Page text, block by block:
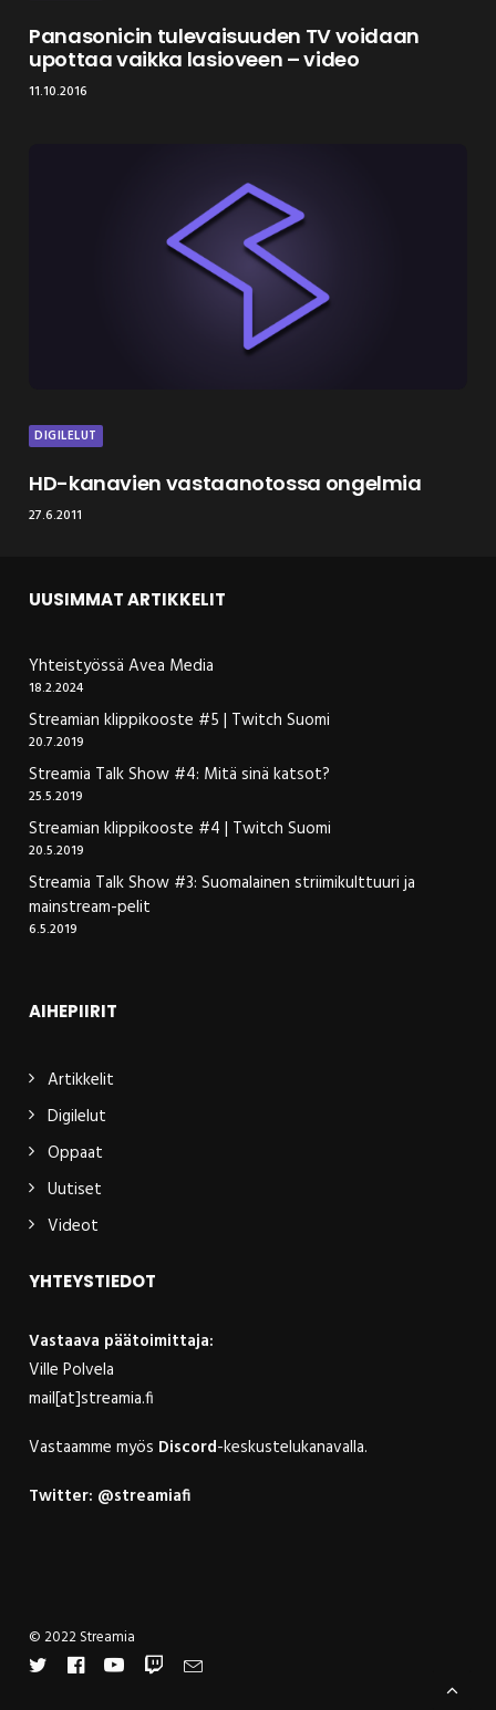
Panasonicin tulevaisuuden TV voidaan
upottaa vaikka lasioveen – video
11.10.2016
DIGILELUT
HD-kanavien vastaanotossa ongelmia
27.6.2011
UUSIMMAT ARTIKKELIT
Yhteistyössä Avea Media
18.2.2024
Streamian klippikooste #5 | Twitch Suomi
20.7.2019
Streamia Talk Show #4: Mitä sinä katsot?
25.5.2019
Streamian klippikooste #4 | Twitch Suomi
20.5.2019
Streamia Talk Show #3: Suomalainen striimikulttuuri ja
mainstream-pelit
6.5.2019
AIHEPIIRIT
Artikkelit
Digilelut
Oppaat
Uutiset
Videot
YHTEYSTIEDOT
Vastaava päätoimittaja:
Ville Polvela
mail[at]streamia.fi
Vastaamme myös Discord-keskustelukanavalla.
Twitter: @streamiafi
© 2022 Streamia